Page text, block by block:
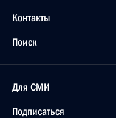
Контакты
Поиск
Для СМИ
Подписаться